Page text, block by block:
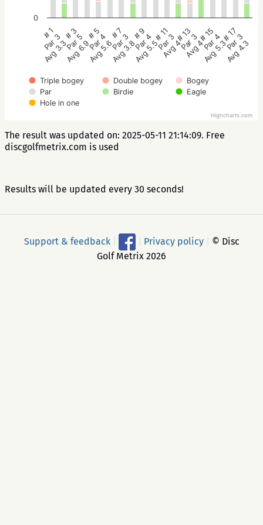
Triple bogey Double bogey
Bogey
Par
Birdie
Eagle
Hole in one
# 1
Par 3
Avg 3.3
# 3
Par 5
Avg 6.9
# 5
Par 4
Avg 5.6
# 7
Par 3
Avg 3.8
# 9
Par 4
Avg 5.5
# 11
Par 3
Avg 4
# 13
Par 3
Avg 4
# 15
Par 4
Avg 5.3
# 17
Par 3
Avg 4.3
0
Highcharts.com
The result was updated on: 2025-05-11 21:14:09. Free
discgolfmetrix.com is used
Results will be updated every 30 seconds!
Support & feedback Privacy policy
© Disc
Golf Metrix 2026